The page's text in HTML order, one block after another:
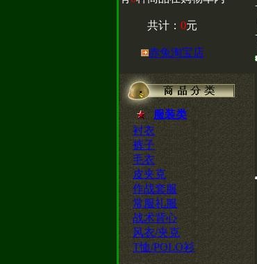
共计： 0元
赤兔淘宝店
服装类
衬衣
裤子
毛衣
皮夹克
作战套服
常服礼服
战术背心
风衣/夹克
T恤/POLO衫